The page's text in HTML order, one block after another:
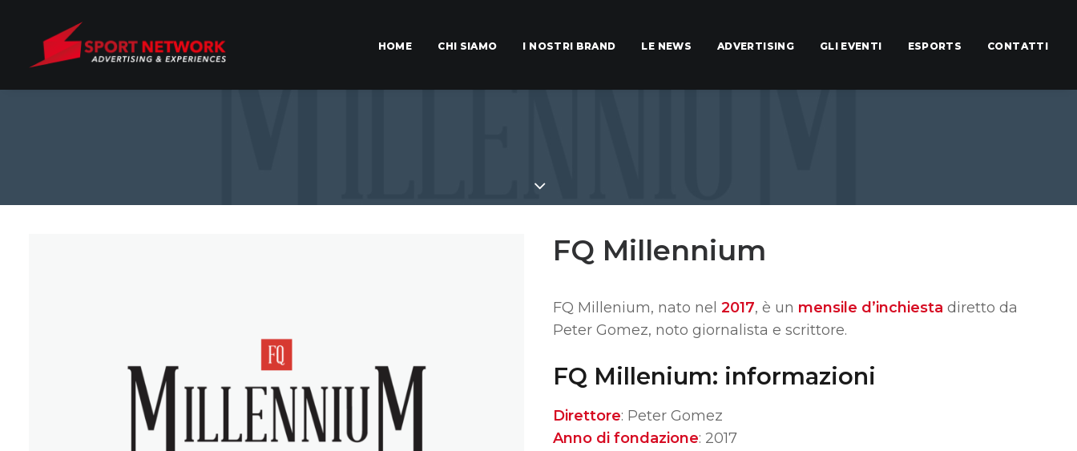
HOME CHI SIAMO I NOSTRI BRAND LE NEWS ADVERTISING GLI EVENTI ESPORTS CONTATTI
FQ Millennium
FQ Millenium, nato nel 2017, è un mensile d’inchiesta diretto da
Peter Gomez, noto giornalista e scrittore.
FQ Millenium: informazioni
Direttore: Peter Gomez
Anno di fondazione: 2017